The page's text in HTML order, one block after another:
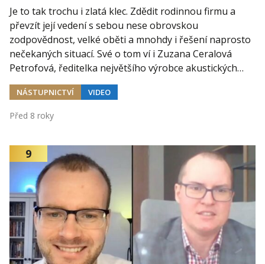
Je to tak trochu i zlatá klec. Zdědit rodinnou firmu a
převzít její vedení s sebou nese obrovskou
zodpovědnost, velké oběti a mnohdy i řešení naprosto
nečekaných situací. Své o tom ví i Zuzana Ceralová
Petrofová, ředitelka největšího výrobce akustických…
NÁSTUPNICTVÍ VIDEO
Před 8 roky
9